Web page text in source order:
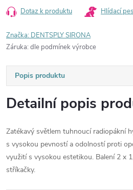
Dotaz k produktu Hlídací pes
Značka: DENTSPLY SIRONA
Záruka: dle podmínek výrobce
Popis produktu
Detailní popis
Zatékavý světlem tuhnoucí radiopákní
s vysokou pevností a odolností proti
využití s vysokou estetikou. Balení 2 x
stříkačky.